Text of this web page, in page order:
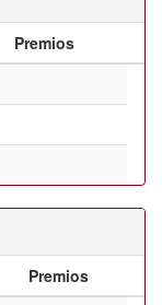
Premios
Premios